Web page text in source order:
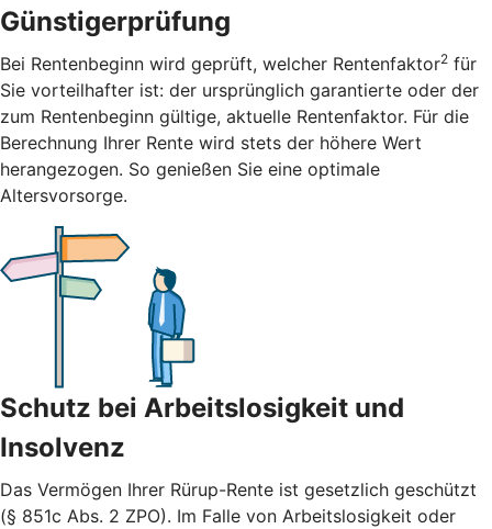
Günstigerprüfung
Bei Rentenbeginn wird geprüft, welcher Rentenfaktor2 für
Sie vorteilhafter ist: der ursprünglich garantierte oder der
zum Rentenbeginn gültige, aktuelle Rentenfaktor. Für die
Berechnung Ihrer Rente wird stets der höhere Wert
herangezogen. So genießen Sie eine optimale
Altersvorsorge.
Schutz bei Arbeitslosigkeit und
Insolvenz
Das Vermögen Ihrer Rürup-Rente ist gesetzlich geschützt
(§ 851c Abs. 2 ZPO). Im Falle von Arbeitslosigkeit oder